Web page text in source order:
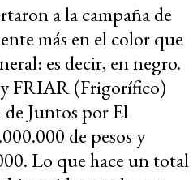
a la campaña de
más en el color que
es decir, en negro.
y FRIAR (Frigorífico)
de Juntos por El
de pesos y
Lo que hace un total